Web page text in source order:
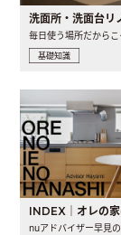
基礎知識
INDEX｜オレの